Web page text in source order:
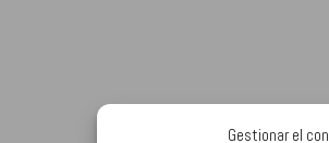
Gestionar el